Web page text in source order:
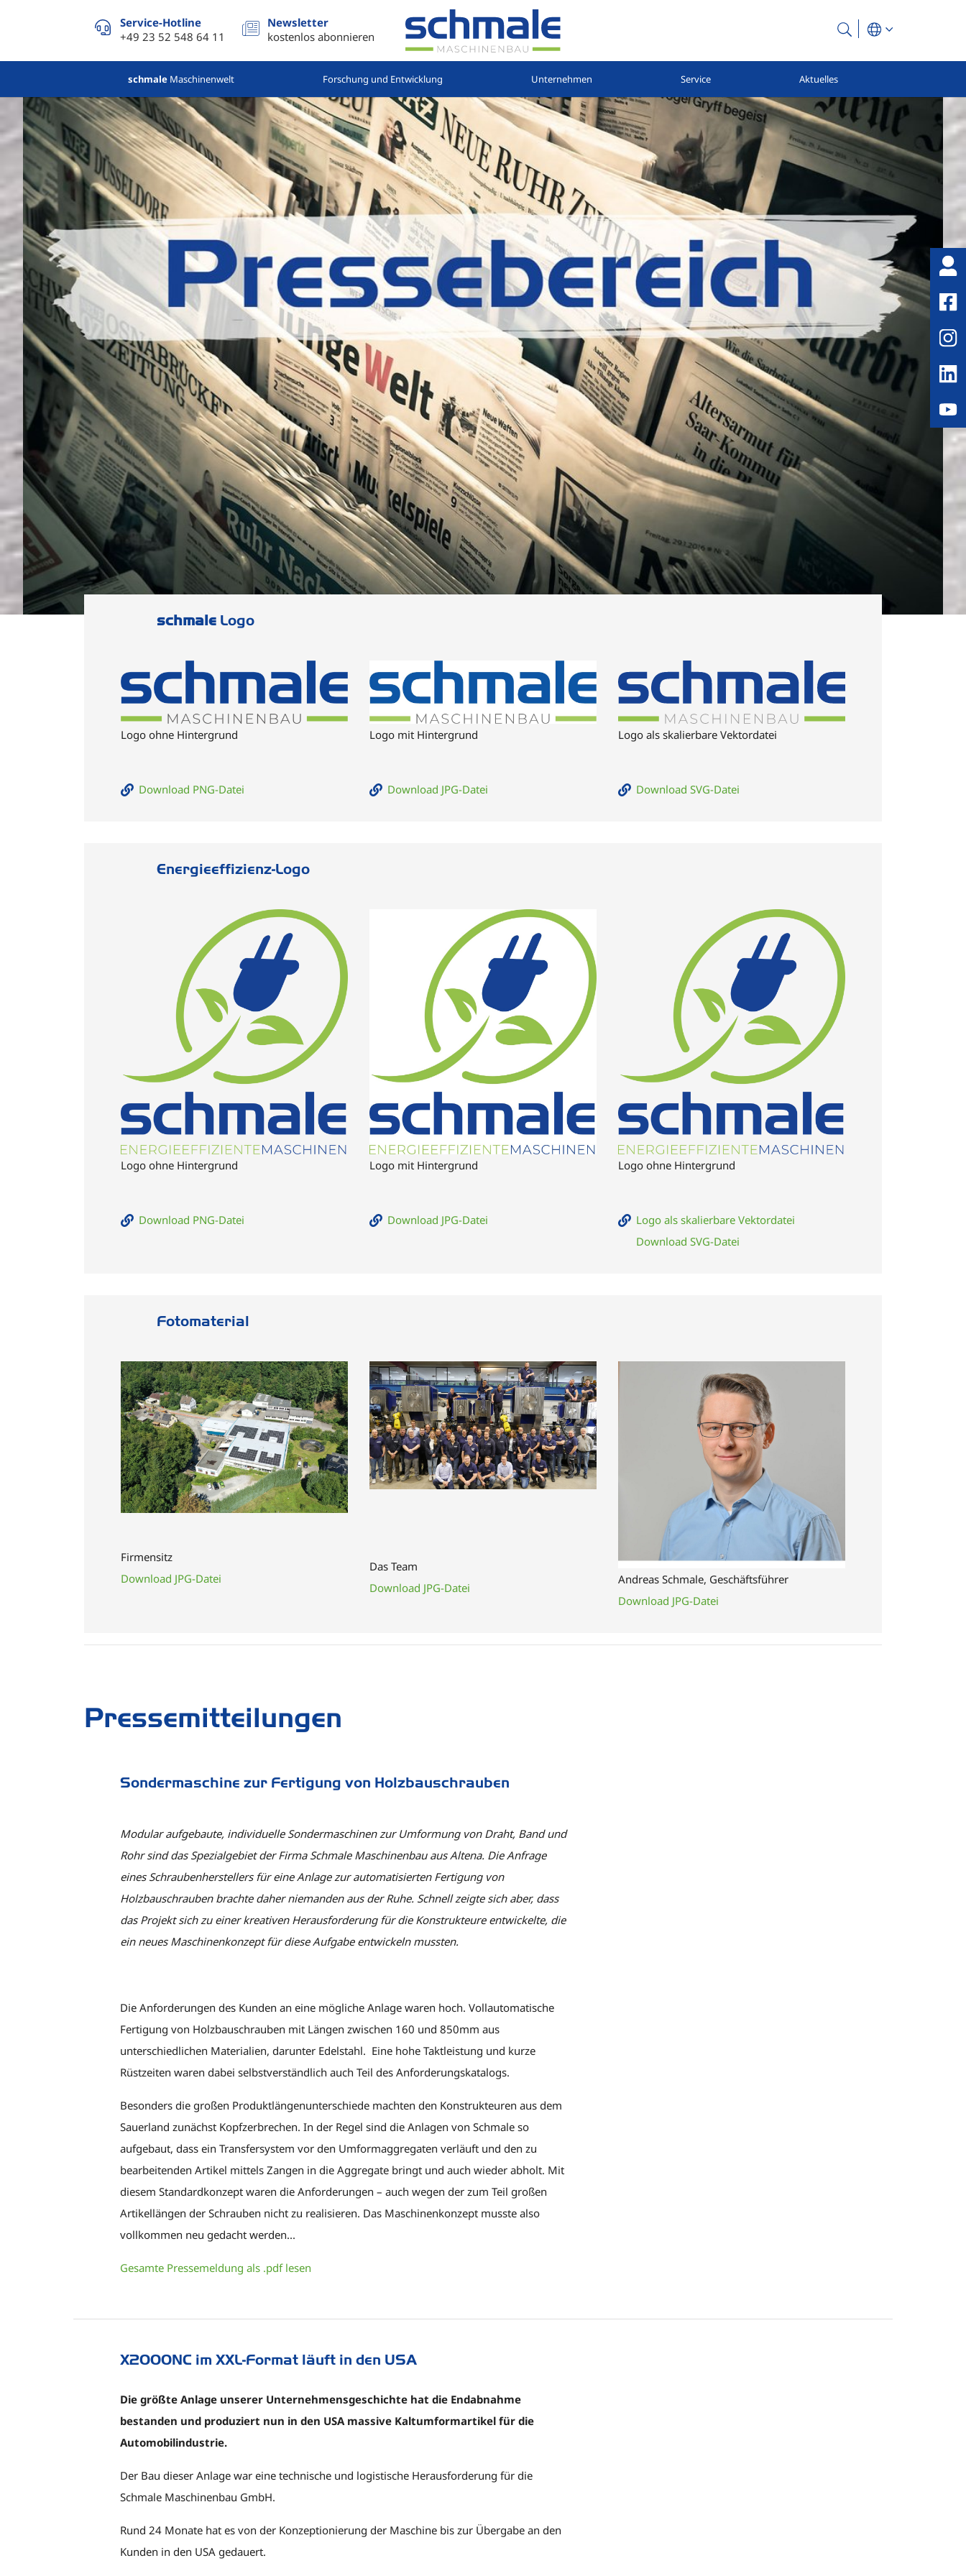
Service-Hotline
+49 23 52 548 64 11
Newsletter
kostenlos abonnieren
schmale Maschinenwelt Forschung und Entwicklung Unternehmen Service Aktuelles
schmale Logo
Logo ohne Hintergrund
Download PNG-Datei
Logo mit Hintergrund
Download JPG-Datei
Logo als skalierbare Vektordatei
Download SVG-Datei
Energieeffizienz-Logo
Logo ohne Hintergrund
Download PNG-Datei
Logo mit Hintergrund
Download JPG-Datei
Logo ohne Hintergrund
Logo als skalierbare Vektordatei
Download SVG-Datei
Fotomaterial
Firmensitz
Download JPG-Datei
Das Team
Download JPG-Datei
Andreas Schmale, Geschäftsführer
Download JPG-Datei
Pressemitteilungen
Sondermaschine zur Fertigung von Holzbauschrauben
Modular aufgebaute, individuelle Sondermaschinen zur Umformung von Draht, Band und
Rohr sind das Spezialgebiet der Firma Schmale Maschinenbau aus Altena. Die Anfrage
eines Schraubenherstellers für eine Anlage zur automatisierten Fertigung von
Holzbauschrauben brachte daher niemanden aus der Ruhe. Schnell zeigte sich aber, dass
das Projekt sich zu einer kreativen Herausforderung für die Konstrukteure entwickelte, die
ein neues Maschinenkonzept für diese Aufgabe entwickeln mussten.
Die Anforderungen des Kunden an eine mögliche Anlage waren hoch. Vollautomatische
Fertigung von Holzbauschrauben mit Längen zwischen 160 und 850mm aus
unterschiedlichen Materialien, darunter Edelstahl. Eine hohe Taktleistung und kurze
Rüstzeiten waren dabei selbstverständlich auch Teil des Anforderungskatalogs.
Besonders die großen Produktlängenunterschiede machten den Konstrukteuren aus dem
Sauerland zunächst Kopfzerbrechen. In der Regel sind die Anlagen von Schmale so
aufgebaut, dass ein Transfersystem vor den Umformaggregaten verläuft und den zu
bearbeitenden Artikel mittels Zangen in die Aggregate bringt und auch wieder abholt. Mit
diesem Standardkonzept waren die Anforderungen – auch wegen der zum Teil großen
Artikellängen der Schrauben nicht zu realisieren. Das Maschinenkonzept musste also
vollkommen neu gedacht werden...
Gesamte Pressemeldung als .pdf lesen
X2000NC im XXL-Format läuft in den USA
Die größte Anlage unserer Unternehmensgeschichte hat die Endabnahme
bestanden und produziert nun in den USA massive Kaltumformartikel für die
Automobilindustrie.
Der Bau dieser Anlage war eine technische und logistische Herausforderung für die
Schmale Maschinenbau GmbH.
Rund 24 Monate hat es von der Konzeptionierung der Maschine bis zur Übergabe an den
Kunden in den USA gedauert.